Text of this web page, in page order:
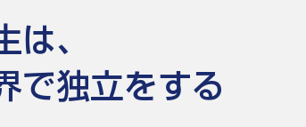
は、
で独立をする